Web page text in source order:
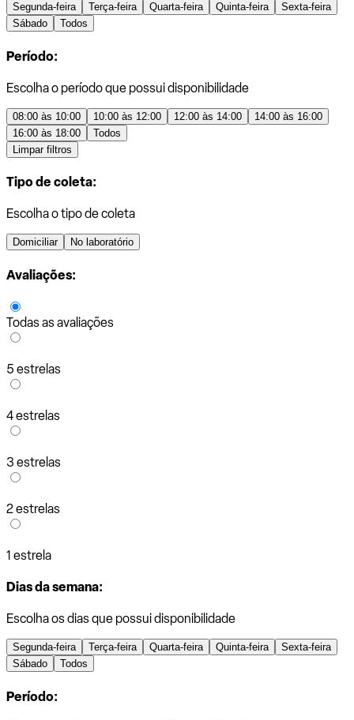
Segunda-feira Terça-feira Quarta-feira Quinta-feira
Sexta-feira
Sábado
Todos
Período:
Escolha o período que possui disponibilidade
08:00 às 10:00 10:00 às 12:00 12:00 às 14:00
14:00 às 16:00
16:00 às 18:00
Todos
Limpar filtros
Tipo de coleta:
Escolha o tipo de coleta
Domiciliar No laboratório
Avaliações:
Todas as avaliações
5 estrelas
4 estrelas
3 estrelas
2 estrelas
1 estrela
Dias da semana:
Escolha os dias que possui disponibilidade
Segunda-feira Terça-feira Quarta-feira Quinta-feira
Sexta-feira
Sábado
Todos
Período: